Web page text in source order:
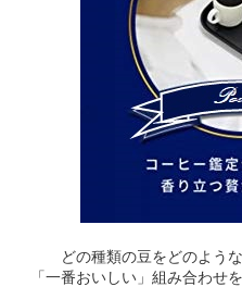
どの種類の豆をどのよう
「一番おいしい」組み合わせ